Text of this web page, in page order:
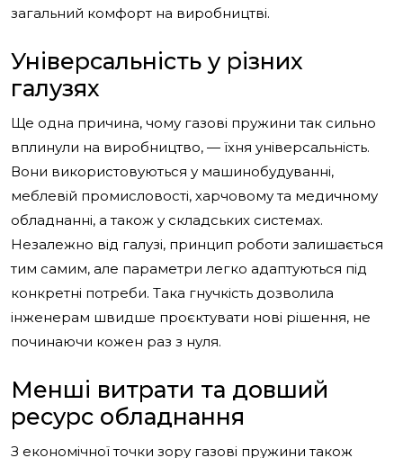
загальний комфорт на виробництві.
Універсальність у різних
галузях
Ще одна причина, чому газові пружини так сильно
вплинули на виробництво, — їхня універсальність.
Вони використовуються у машинобудуванні,
меблевій промисловості, харчовому та медичному
обладнанні, а також у складських системах.
Незалежно від галузі, принцип роботи залишається
тим самим, але параметри легко адаптуються під
конкретні потреби. Така гнучкість дозволила
інженерам швидше проєктувати нові рішення, не
починаючи кожен раз з нуля.
Менші витрати та довший
ресурс обладнання
З економічної точки зору газові пружини також